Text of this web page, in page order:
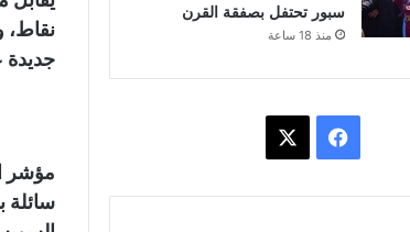
نقاط،
جديدة عند
مؤشر
سائلة
سبور تحتفل بصفقة القرن
منذ 18 ساعة